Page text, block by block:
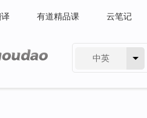
有道精品课 云笔记
中英